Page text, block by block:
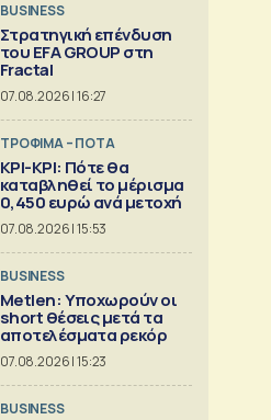
BUSINESS
Στρατηγική επένδυση
του EFA GROUP στη
Fractal
07.08.2026 | 16:27
ΤΡΟΦΙΜΑ – ΠΟΤΑ
ΚΡΙ-ΚΡΙ: Πότε θα
καταβληθεί το μέρισμα
0,450 ευρώ ανά μετοχή
07.08.2026 | 15:53
BUSINESS
Metlen: Υποχωρούν οι
short θέσεις μετά τα
αποτελέσματα ρεκόρ
07.08.2026 | 15:23
BUSINESS